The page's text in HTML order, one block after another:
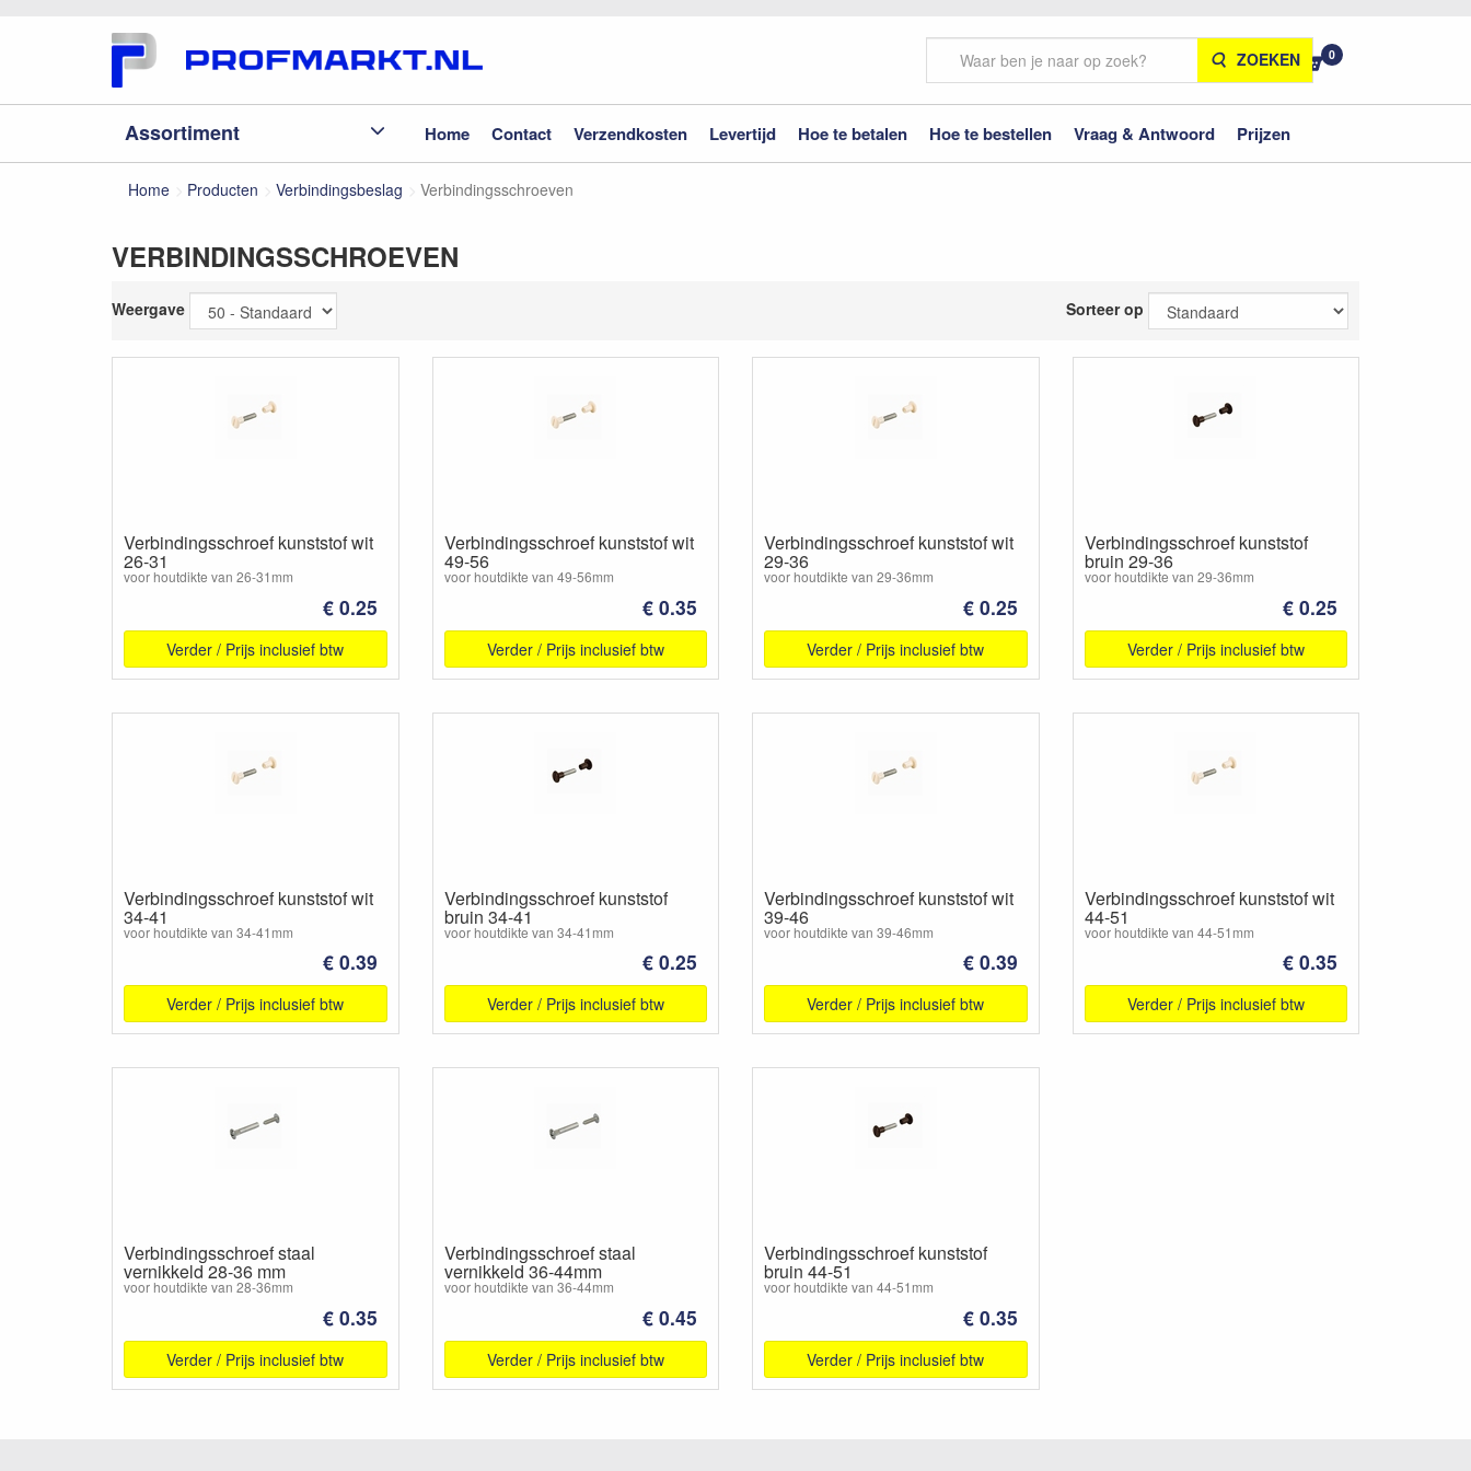
ZOEKEN 0
Assortiment Home Contact Verzendkosten Levertijd Hoe te betalen Hoe te bestellen Vraag & Antwoord Prijzen
Home Producten Verbindingsbeslag Verbindingsschroeven
VERBINDINGSSCHROEVEN
Weergave Sorteer op
Verbindingsschroef kunststof wit
26-31
voor houtdikte van 26-31mm
€ 0.25
Verder / Prijs inclusief btw
Verbindingsschroef kunststof wit
49-56
voor houtdikte van 49-56mm
€ 0.35
Verder / Prijs inclusief btw
Verbindingsschroef kunststof wit
29-36
voor houtdikte van 29-36mm
€ 0.25
Verder / Prijs inclusief btw
Verbindingsschroef kunststof
bruin 29-36
voor houtdikte van 29-36mm
€ 0.25
Verder / Prijs inclusief btw
Verbindingsschroef kunststof wit
34-41
voor houtdikte van 34-41mm
€ 0.39
Verder / Prijs inclusief btw
Verbindingsschroef kunststof
bruin 34-41
voor houtdikte van 34-41mm
€ 0.25
Verder / Prijs inclusief btw
Verbindingsschroef kunststof wit
39-46
voor houtdikte van 39-46mm
€ 0.39
Verder / Prijs inclusief btw
Verbindingsschroef kunststof wit
44-51
voor houtdikte van 44-51mm
€ 0.35
Verder / Prijs inclusief btw
Verbindingsschroef staal
vernikkeld 28-36 mm
voor houtdikte van 28-36mm
€ 0.35
Verder / Prijs inclusief btw
Verbindingsschroef staal
vernikkeld 36-44mm
voor houtdikte van 36-44mm
€ 0.45
Verder / Prijs inclusief btw
Verbindingsschroef kunststof
bruin 44-51
voor houtdikte van 44-51mm
€ 0.35
Verder / Prijs inclusief btw